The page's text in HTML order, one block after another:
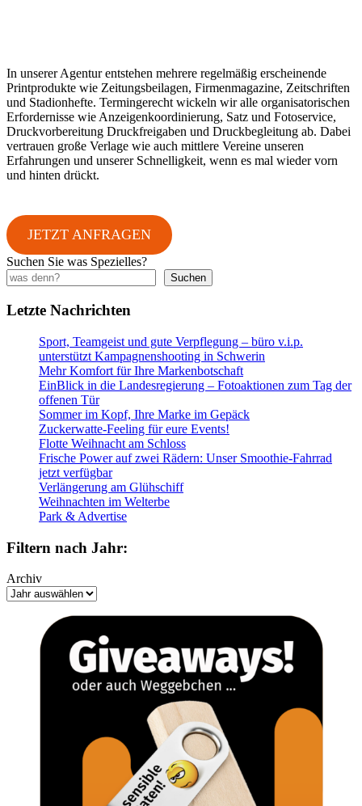
In unserer Agentur entstehen mehrere regelmäßig erscheinende
Printprodukte wie Zeitungsbeilagen, Firmenmagazine, Zeitschriften
und Stadionhefte. Termingerecht wickeln wir alle organisatorischen
Erfordernisse wie Anzeigenkoordinierung, Satz und Fotoservice,
Druckvorbereitung Druckfreigaben und Druckbegleitung ab. Dabei
vertrauen große Verlage wie auch mittlere Vereine unseren
Erfahrungen und unserer Schnelligkeit, wenn es mal wieder vorn
und hinten drückt.
JETZT ANFRAGEN
Suchen Sie was Spezielles?
Suchen
Letzte Nachrichten
Sport, Teamgeist und gute Verpflegung – büro v.i.p.
unterstützt Kampagnenshooting in Schwerin
Mehr Komfort für Ihre Markenbotschaft
EinBlick in die Landesregierung – Fotoaktionen zum Tag der
offenen Tür
Sommer im Kopf, Ihre Marke im Gepäck
Zuckerwatte-Feeling für eure Events!
Flotte Weihnacht am Schloss
Frische Power auf zwei Rädern: Unser Smoothie-Fahrrad
jetzt verfügbar
Verlängerung am Glühschiff
Weihnachten im Welterbe
Park & Advertise
Filtern nach Jahr:
Archiv